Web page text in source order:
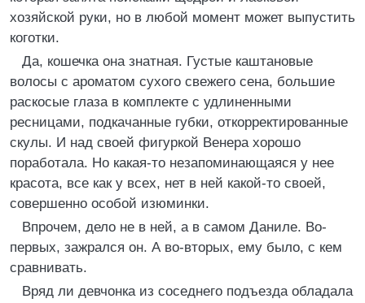
хозяйской руки, но в любой момент может выпустить
коготки.
Да, кошечка она знатная. Густые каштановые
волосы с ароматом сухого свежего сена, большие
раскосые глаза в комплекте с удлиненными
ресницами, подкачанные губки, откорректированные
скулы. И над своей фигуркой Венера хорошо
поработала. Но какая-то незапоминающаяся у нее
красота, все как у всех, нет в ней какой-то своей,
совершенно особой изюминки.
Впрочем, дело не в ней, а в самом Даниле. Во-
первых, зажрался он. А во-вторых, ему было, с кем
сравнивать.
Вряд ли девчонка из соседнего подъезда обладала